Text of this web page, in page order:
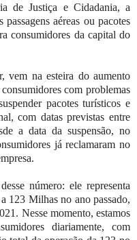
de Justiça e Cidadania, a
aéreas ou pacotes
consumidores da capital do
vem na esteira do aumento
com problemas
pacotes turísticos e
com datas previstas entre
a data da suspensão, no
já reclamaram no
número: ele representa
123 Milhas no ano passado,
Nesse momento, estamos
diariamente, com